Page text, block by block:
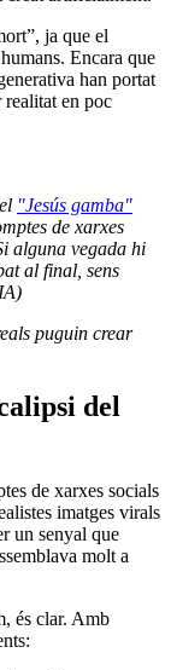
ja que el
Encara que
han portat
realitat en poc
"Jesús gamba"
de xarxes
alguna vegada hi
al final, sens
puguin crear
del
de xarxes socials
imatges virals
un senyal que
molt a
és clar. Amb